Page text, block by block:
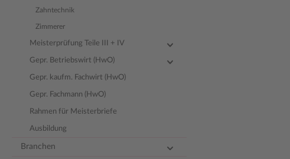
Zahntechnik
Zimmerer
Meisterprüfung Teile III + IV
Gepr. Betriebswirt (HwO)
Gepr. kaufm. Fachwirt (HwO)
Gepr. Fachmann (HwO)
Rahmen für Meisterbriefe
Ausbildung
Branchen